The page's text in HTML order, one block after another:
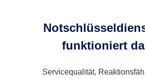
funktioniert
Servicequalität,